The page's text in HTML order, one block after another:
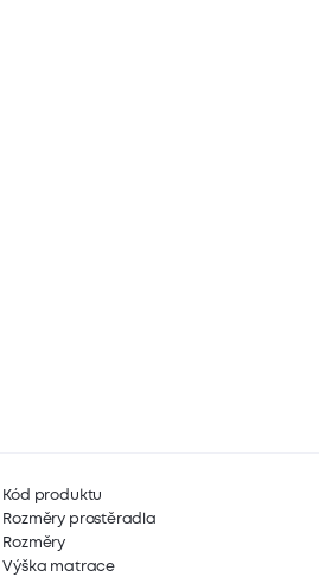
Kód produktu
Rozměry prostěradla
Rozměry
Výška matrace